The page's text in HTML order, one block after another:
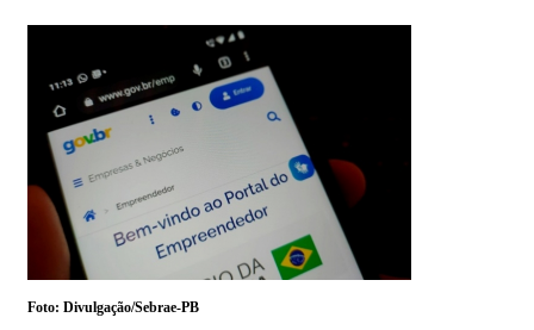
Foto: Divulgação/Sebrae-PB